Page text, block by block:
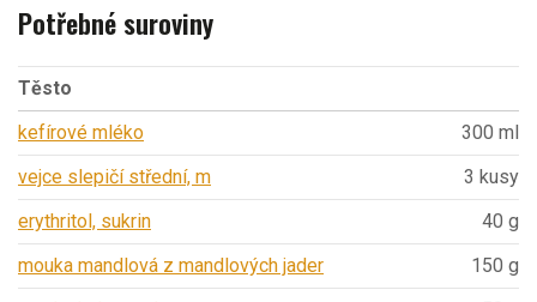
Potřebné suroviny
Těsto
kefírové mléko
300 ml
vejce slepičí střední, m
3 kusy
erythritol, sukrin
40 g
mouka mandlová z mandlových jader
150 g